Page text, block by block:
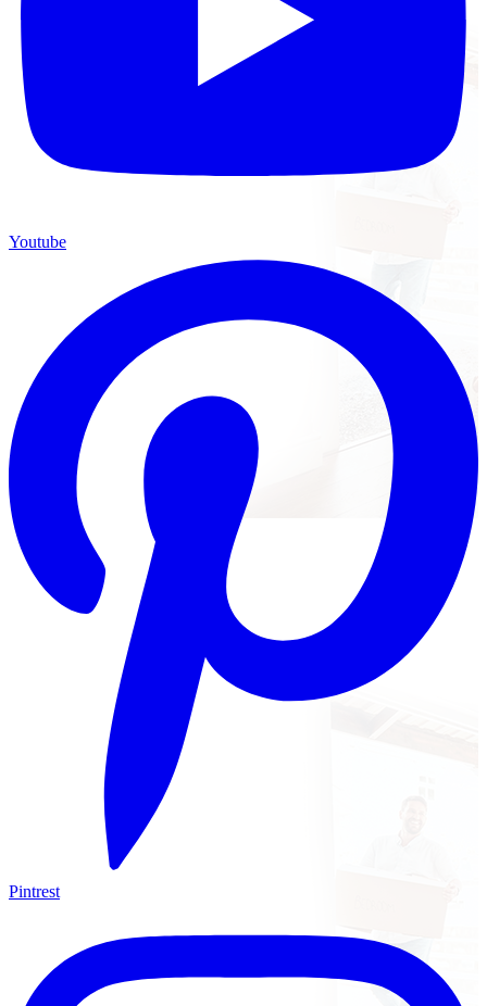
Youtube
Pintrest